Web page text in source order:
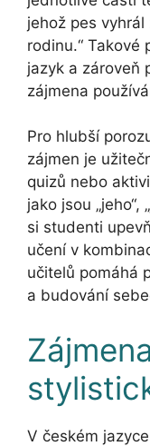
jehož pes
rodinu.“ Takové
jazyk a zároveň
zájmena
Pro hlubší
zájmen je
quizů nebo
jako jsou „jeho“,
si studenti
učení v
učitelů pomáhá
a budování
V českém